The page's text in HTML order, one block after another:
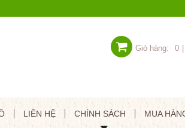
Giỏ hàng: 0
LIÊN HỆ CHÍNH SÁCH MUA